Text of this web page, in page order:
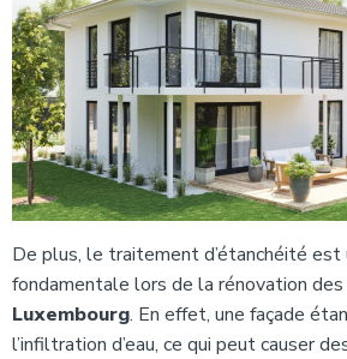
De plus, le traitement d’étanchéité est
fondamentale lors de la rénovation des
Luxembourg. En effet, une façade
l’infiltration d’eau, ce qui peut causer